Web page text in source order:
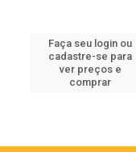
Faça seu login ou
cadastre-se para
ver preços e
comprar